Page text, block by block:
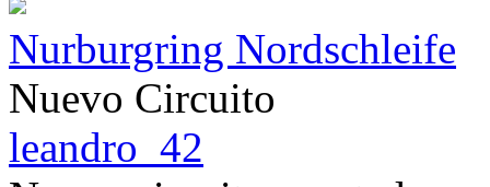
Nurburgring Nordschleife
Nuevo Circuito
leandro_42